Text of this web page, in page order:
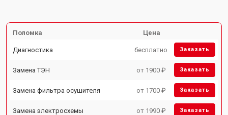
Поломка Цена
Диагностика бесплатно Заказать
Замена ТЭН от 1900 ₽ Заказать
Замена фильтра осушителя от 1700 ₽ Заказать
Замена электросхемы от 1990 ₽ Заказать